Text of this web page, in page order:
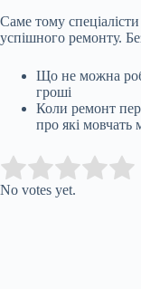
Саме тому
успішного ремонту.
Що не можна
гроші
Коли ремонт
про які мовчать
Rate this item:
No votes yet.